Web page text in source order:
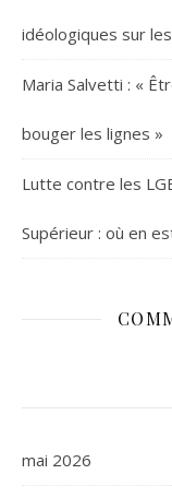
idéologiques sur
Maria Salvetti : «
bouger les lignes »
Lutte contre les
Supérieur : où en
mai 2026